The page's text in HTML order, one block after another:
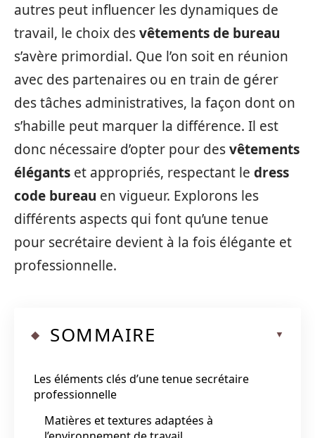
autres peut influencer les dynamiques de
travail, le choix desvêtements de bureau
s’avère primordial. Que l’on soit en réunion
avec des partenaires ou en train de gérer
des tâches administratives, la façon dont on
s’habille peut marquer la différence. Il est
donc nécessaire d’opter pour desvêtements
élégants et appropriés, respectant le dress
code bureau en vigueur. Explorons les
différents aspects qui font qu’une tenue
pour secrétaire devient à la fois élégante et
professionnelle.
SOMMAIRE
Les éléments clés d’une tenue secrétaire
professionnelle
Matières et textures adaptées à